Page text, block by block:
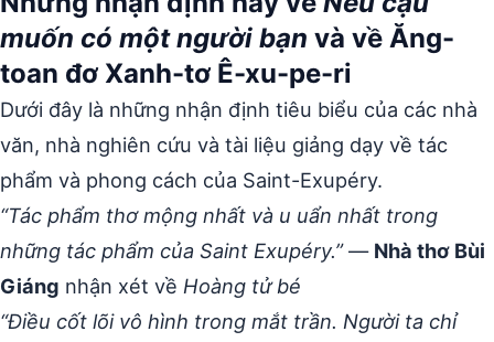
muốn có một người bạn và về Ăng-
toan đơ Xanh-tơ Ê-xu-pe-ri
Dưới đây là những nhận định tiêu biểu của các nhà
văn, nhà nghiên cứu và tài liệu giảng dạy về tác
phẩm và phong cách của Saint-Exupéry.
“Tác phẩm thơ mộng nhất và u uẩn nhất trong
những tác phẩm của Saint Exupéry.”— Nhà thơ Bùi
Giáng nhận xét về Hoàng tử bé
“Điều cốt lõi vô hình trong mắt trần. Người ta chỉ